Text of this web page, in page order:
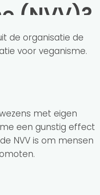
(NVV)?
de organisatie de
voor veganisme.
met eigen
een gunstig effect
NVV is om mensen